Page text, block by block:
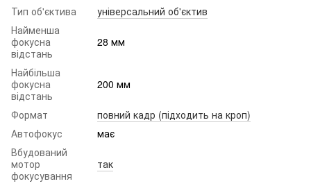
Тип об'єктива
універсальний об'єктив
Найменша
фокусна
відстань
28 мм
Найбільша
фокусна
відстань
200 мм
Формат
повний кадр (підходить на кроп)
Автофокус
має
Вбудований
мотор
фокусування
так